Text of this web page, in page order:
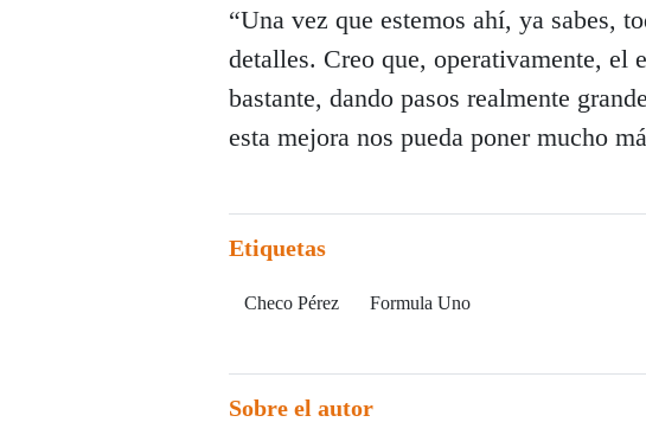
“Una vez que estemos ahí, ya sabes,
detalles. Creo que, operativamente, el
bastante, dando pasos realmente
esta mejora nos pueda poner mucho
Etiquetas
Checo Pérez Formula Uno
Sobre el autor